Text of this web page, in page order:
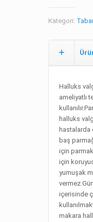
Kategori:
Halluks
ameliyatlı
halluks
hastalarda
baş
için
için
yumuşak
içerisinde
makara